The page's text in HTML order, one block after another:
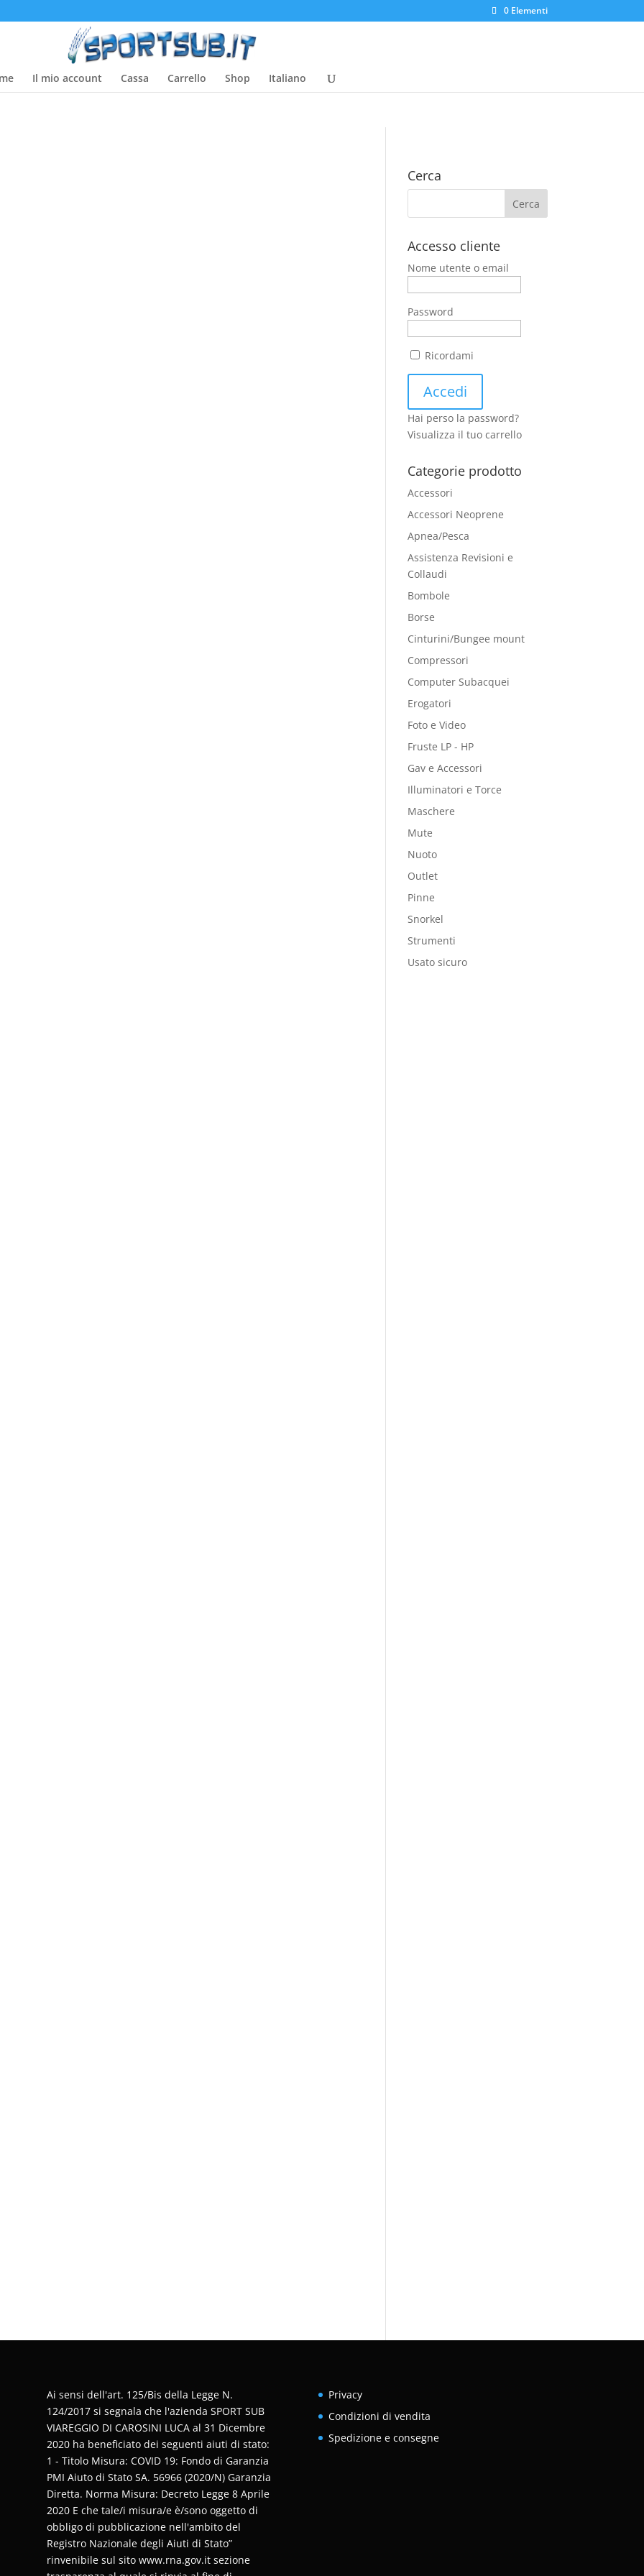
0 Elementi
Il mio account Cassa Carrello Shop Italiano
Cerca
Accesso cliente
Nome utente o email
Password
Ricordami
Hai perso la password?
Visualizza il tuo carrello
Categorie prodotto
Accessori
Accessori Neoprene
Apnea/Pesca
Assistenza Revisioni e
Collaudi
Bombole
Borse
Cinturini/Bungee mount
Compressori
Computer Subacquei
Erogatori
Foto e Video
Fruste LP - HP
Gav e Accessori
Illuminatori e Torce
Maschere
Mute
Nuoto
Outlet
Pinne
Snorkel
Strumenti
Usato sicuro
Ai sensi dell'art. 125/Bis della Legge N.
124/2017 si segnala che l'azienda SPORT SUB
VIAREGGIO DI CAROSINI LUCA al 31 Dicembre
2020 ha beneficiato dei seguenti aiuti di stato:
1 - Titolo Misura: COVID 19: Fondo di Garanzia
PMI Aiuto di Stato SA. 56966 (2020/N) Garanzia
Diretta. Norma Misura: Decreto Legge 8 Aprile
2020 E che tale/i misura/e è/sono oggetto di
obbligo di pubblicazione nell'ambito del
Registro Nazionale degli Aiuti di Stato”
rinvenibile sul sito www.rna.gov.it sezione
Privacy
Condizioni di vendita
Spedizione e consegne